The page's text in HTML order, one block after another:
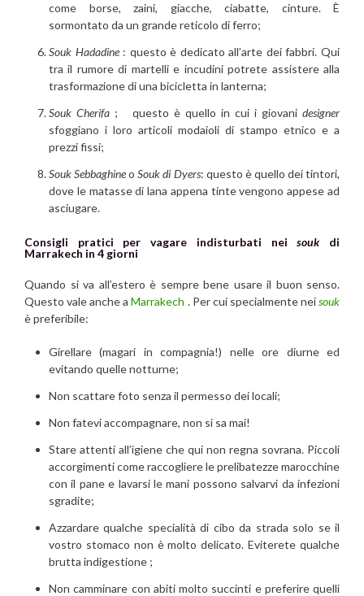
come borse, zaini, giacche, ciabatte, cinture. È
sormontato da un grande reticolo di ferro;
Souk Hadadine: questo è dedicato all’arte dei fabbri. Qui
tra il rumore di martelli e incudini potrete assistere alla
trasformazione di una bicicletta in lanterna;
Souk Cherifa ; questo è quello in cui i giovani designer
sfoggiano i loro articoli modaioli di stampo etnico e a
prezzi fissi;
Souk SebbaghineoSouk di Dyers: questo è quello dei tintori,
dove le matasse di lana appena tinte vengono appese ad
asciugare.
Consigli pratici per vagare indisturbati neisouk di
Marrakech in 4 giorni
Quando si va all’estero è sempre bene usare il buon senso.
Questo vale anche aMarrakech . Per cui specialmente neisouk
è preferibile:
Girellare (magari in compagnia!) nelle ore diurne ed
evitando quelle notturne;
Non scattare foto senza il permesso dei locali;
Non fatevi accompagnare, non si sa mai!
Stare attenti all’igiene che qui non regna sovrana. Piccoli
accorgimenti come raccogliere le prelibatezze marocchine
con il pane e lavarsi le mani possono salvarvi da infezioni
sgradite;
Azzardare qualche specialità di cibo da strada solo se il
vostro stomaco non è molto delicato. Eviterete qualche
brutta indigestione ;
Non camminare con abiti molto succinti e preferire quelli